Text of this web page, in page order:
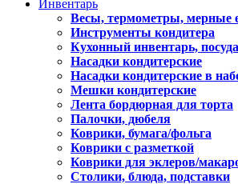
Инвентарь
Весы, термометры, мерные
Инструменты кондитера
Кухонный инвентарь, посуда
Насадки кондитерские
Насадки кондитерские в
Мешки кондитерские
Лента бордюрная для торта
Палочки, дюбеля
Коврики, бумага/фольга
Коврики с разметкой
Коврики для эклеров/
Столики, блюда, подставки